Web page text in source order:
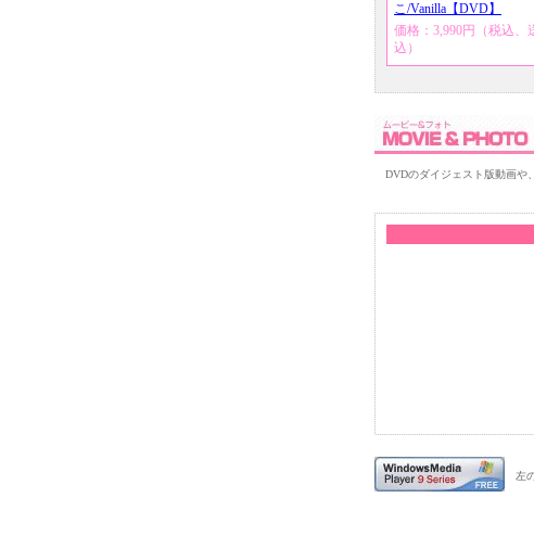
こ/Vanilla【DVD】
価格：3,990円（税込、
込）
DVDのダイジェスト版動画や
左